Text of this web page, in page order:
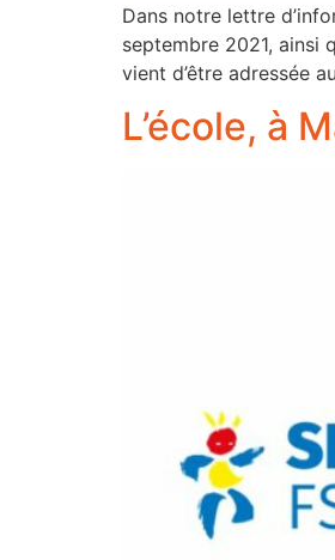
Dans notre lettre
septembre 2021, ainsi
vient d’être adressée
L’école, à